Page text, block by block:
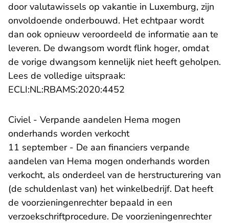
door valutawissels op vakantie in Luxemburg, zijn
onvoldoende onderbouwd. Het echtpaar wordt
dan ook opnieuw veroordeeld de informatie aan te
leveren. De dwangsom wordt flink hoger, omdat
de vorige dwangsom kennelijk niet heeft geholpen.
Lees de volledige uitspraak:
ECLI:NL:RBAMS:2020:4452
Civiel - Verpande aandelen Hema mogen
onderhands worden verkocht
11 september - De aan financiers verpande
aandelen van Hema mogen onderhands worden
verkocht, als onderdeel van de herstructurering van
(de schuldenlast van) het winkelbedrijf. Dat heeft
de voorzieningenrechter bepaald in een
verzoekschriftprocedure. De voorzieningenrechter